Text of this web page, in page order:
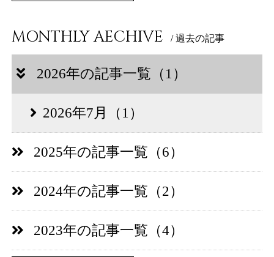
MONTHLY AECHIVE / 過去の記事
2026年の記事一覧（1）
2026年7月（1）
2025年の記事一覧（6）
2024年の記事一覧（2）
2023年の記事一覧（4）
お問い合わせ